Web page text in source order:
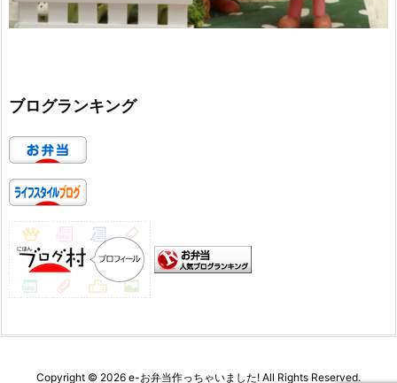
ブログランキング
Copyright © 2026 e-お弁当作っちゃいました! All Rights Reserved.